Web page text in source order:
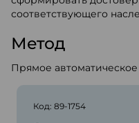
соответствующего
Метод
Прямое
Код: 89-1754